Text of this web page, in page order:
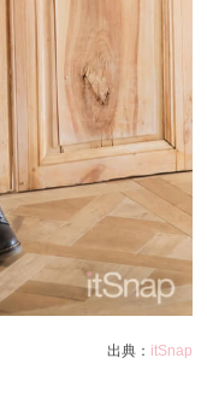
出典： itSnap